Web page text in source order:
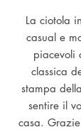
La ciotola
casual e
piacevoli
classica
stampa
sentire il
casa.